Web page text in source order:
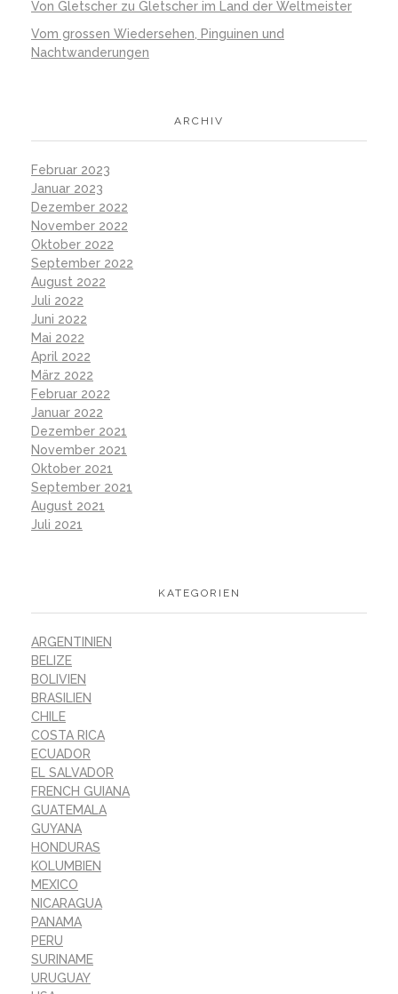
Von Gletscher zu Gletscher im Land der Weltmeister
Vom grossen Wiedersehen, Pinguinen und
Nachtwanderungen
ARCHIV
Februar 2023
Januar 2023
Dezember 2022
November 2022
Oktober 2022
September 2022
August 2022
Juli 2022
Juni 2022
Mai 2022
April 2022
März 2022
Februar 2022
Januar 2022
Dezember 2021
November 2021
Oktober 2021
September 2021
August 2021
Juli 2021
KATEGORIEN
ARGENTINIEN
BELIZE
BOLIVIEN
BRASILIEN
CHILE
COSTA RICA
ECUADOR
EL SALVADOR
FRENCH GUIANA
GUATEMALA
GUYANA
HONDURAS
KOLUMBIEN
MEXICO
NICARAGUA
PANAMA
PERU
SURINAME
URUGUAY